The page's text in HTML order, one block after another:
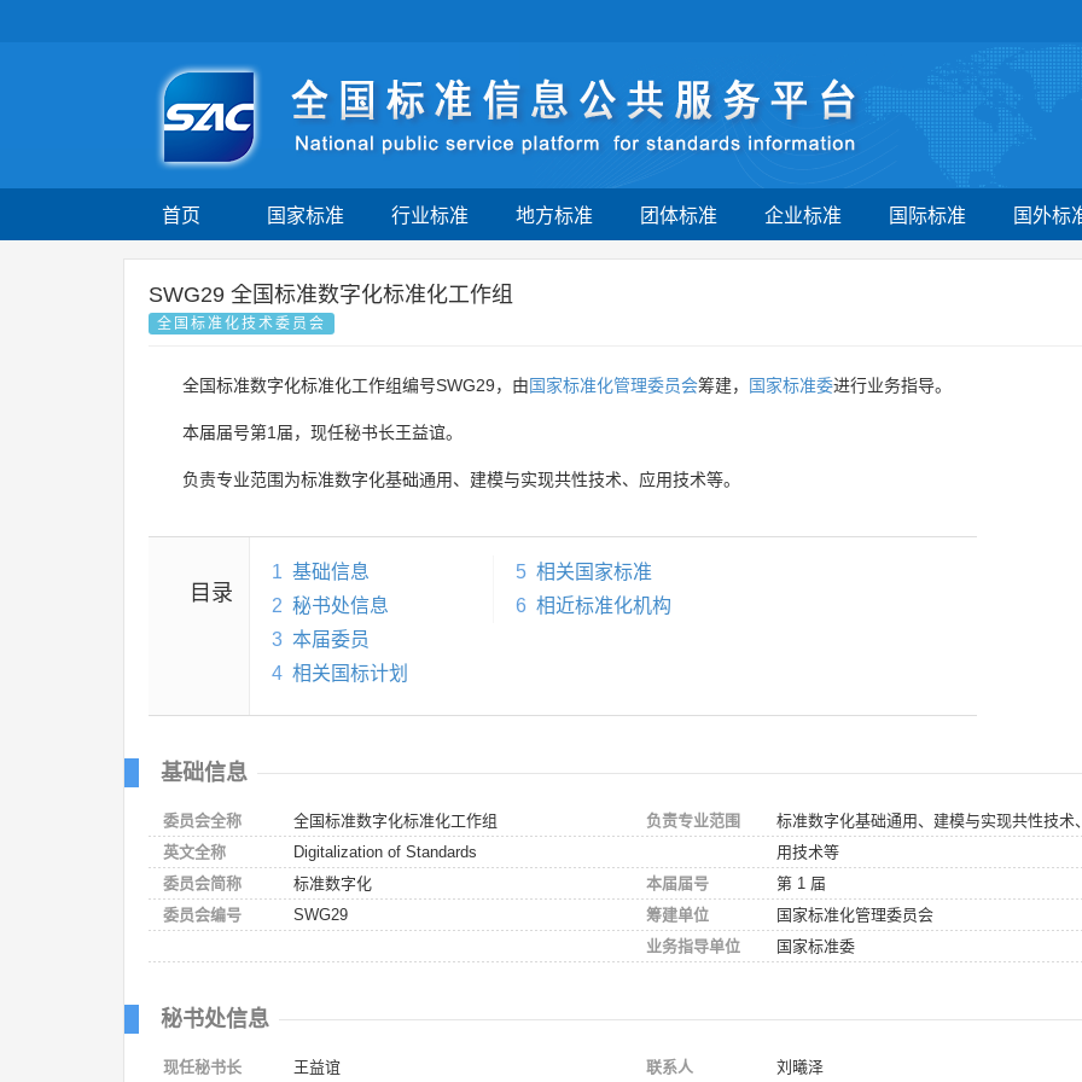
首页 国家标准 行业标准 地方标准 团体标准 企业标准 国际标准 国外标
SWG29 全国标准数字化标准化工作组
全国标准化技术委员会
全国标准数字化标准化工作组编号SWG29，由国家标准化管理委员会筹建， 国家标准委进行业务指导。
本届届号第1届，现任秘书长王益谊。
负责专业范围为标准数字化基础通用、建模与实现共性技术、应用技术等。
目录
1 基础信息
2 秘书处信息
3 本届委员
4 相关国标计划
5 相关国家标准
6 相近标准化机构
基础信息
委员会全称
全国标准数字化标准化工作组
英文全称
Digitalization of Standards
委员会简称
标准数字化
委员会编号
SWG29
负责专业范围
标准数字化基础通用、建模与实现共性技术
用技术等
本届届号
第 1 届
筹建单位
国家标准化管理委员会
业务指导单位
国家标准委
秘书处信息
现任秘书长 王益谊 联系人 刘曦泽